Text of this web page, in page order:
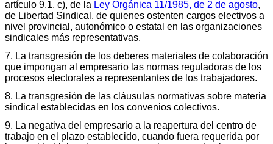
artículo 9.1, c), de la Ley Orgánica 11/1985, de 2 de agosto,
de Libertad Sindical, de quienes ostenten cargos electivos a
nivel provincial, autonómico o estatal en las organizaciones
sindicales más representativas.
7. La transgresión de los deberes materiales de colaboración
que impongan al empresario las normas reguladoras de los
procesos electorales a representantes de los trabajadores.
8. La transgresión de las cláusulas normativas sobre materia
sindical establecidas en los convenios colectivos.
9. La negativa del empresario a la reapertura del centro de
trabajo en el plazo establecido, cuando fuera requerida por